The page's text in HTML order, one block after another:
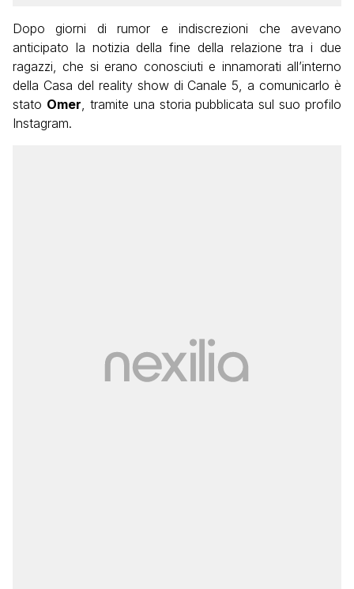
Dopo giorni di rumor e indiscrezioni che avevano
anticipato la notizia della fine della relazione tra i due
ragazzi, che si erano conosciuti e innamorati all’interno
della Casa del reality show di Canale 5, a comunicarlo è
stato Omer, tramite una storia pubblicata sul suo profilo
Instagram.